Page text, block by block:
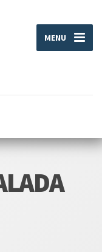
MENU